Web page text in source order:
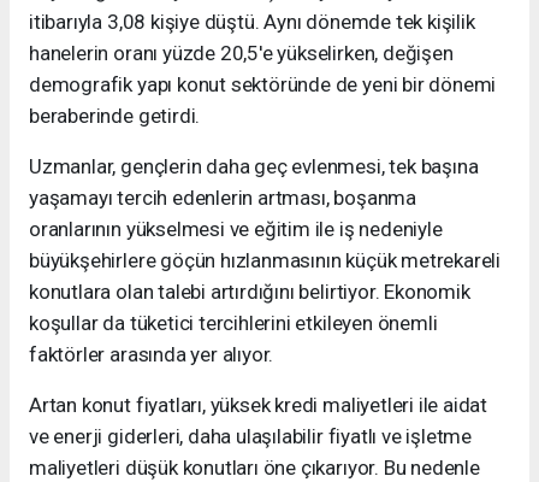
itibarıyla 3,08 kişiye düştü. Aynı dönemde tek kişilik
hanelerin oranı yüzde 20,5'e yükselirken, değişen
demografik yapı konut sektöründe de yeni bir dönemi
beraberinde getirdi.
Uzmanlar, gençlerin daha geç evlenmesi, tek başına
yaşamayı tercih edenlerin artması, boşanma
oranlarının yükselmesi ve eğitim ile iş nedeniyle
büyükşehirlere göçün hızlanmasının küçük metrekareli
konutlara olan talebi artırdığını belirtiyor. Ekonomik
koşullar da tüketici tercihlerini etkileyen önemli
faktörler arasında yer alıyor.
Artan konut fiyatları, yüksek kredi maliyetleri ile aidat
ve enerji giderleri, daha ulaşılabilir fiyatlı ve işletme
maliyetleri düşük konutları öne çıkarıyor. Bu nedenle